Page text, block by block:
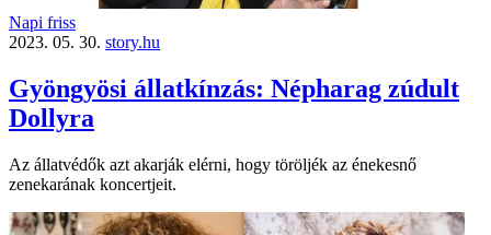
Napi friss
2023. 05. 30. story.hu
Gyöngyösi állatkínzás: Népharag zúdult
Dollyra
Az állatvédők azt akarják elérni, hogy töröljék az énekesnő
zenekarának koncertjeit.